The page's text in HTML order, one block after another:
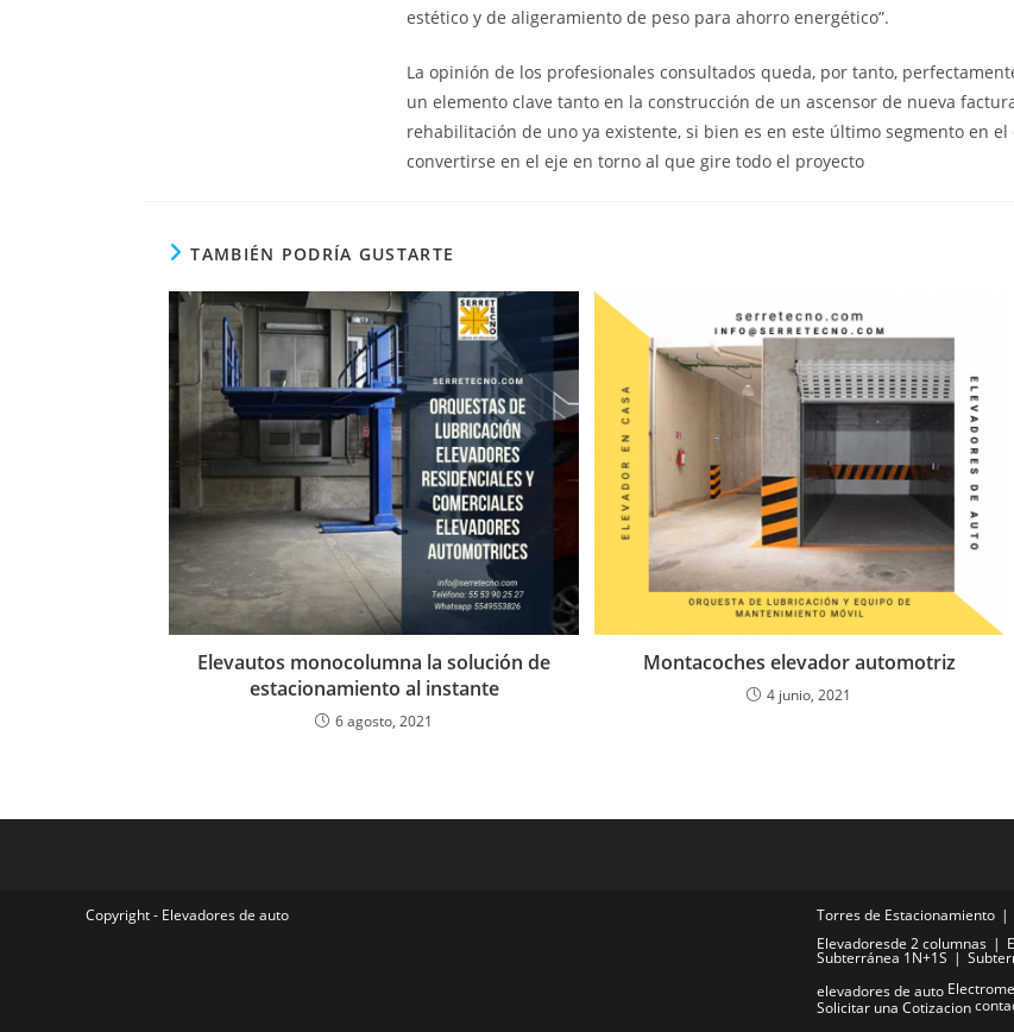
estético y de aligeramiento de peso para ahorro energético”.
La opinión de los profesionales consultados queda, por tanto,
un elemento clave tanto en la construcción de un ascensor de nueva
rehabilitación de uno ya existente, si bien es en este último segmento en
convertirse en el eje en torno al que gire todo el proyecto
TAMBIÉN PODRÍA GUSTARTE
Elevautos monocolumna la solución de
estacionamiento al instante
6 agosto, 2021
Montacoches elevador automotriz
4 junio, 2021
Torres de Estacionamiento
Elevadoresde 2 columnas
Subterránea 1N+1S
elevadores de auto
Solicitar una Cotizacion
Copyright - Elevadores de auto